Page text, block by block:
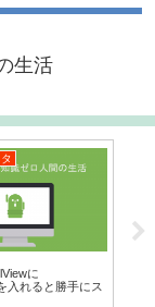
生活
に
入れると勝手にス